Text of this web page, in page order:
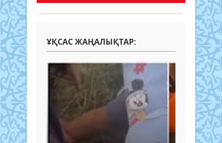
ҰҚСАС ЖАҢАЛЫҚТАР: